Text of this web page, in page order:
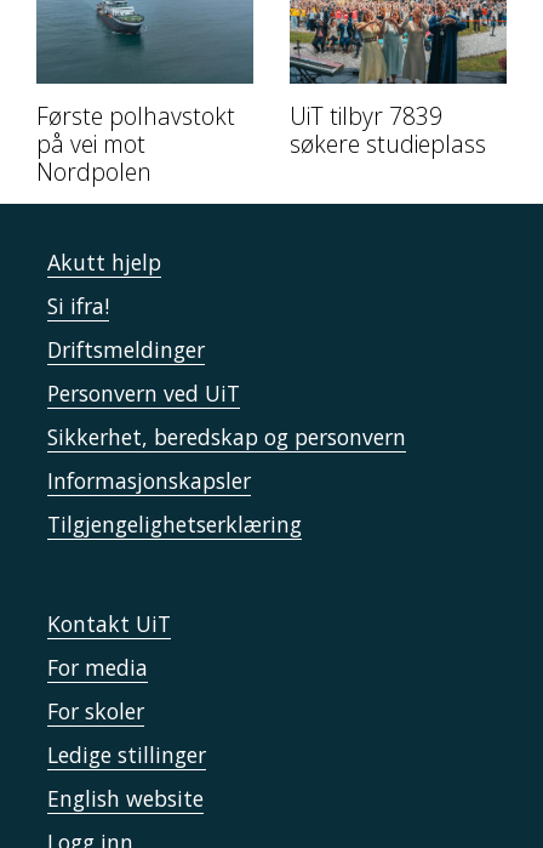
Første polhavstokt
på vei mot
Nordpolen
UiT tilbyr 7839
søkere studieplass
Akutt hjelp
Si ifra!
Driftsmeldinger
Personvern ved UiT
Sikkerhet, beredskap og personvern
Informasjonskapsler
Tilgjengelighetserklæring
Kontakt UiT
For media
For skoler
Ledige stillinger
English website
Logg inn